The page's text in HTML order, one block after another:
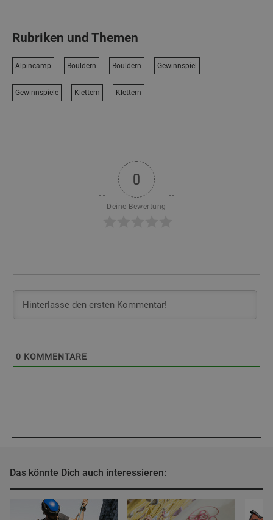
Rubriken und Themen
Alpincamp Bouldern Bouldern Gewinnspiel
Gewinnspiele Klettern Klettern
0
Deine Bewertung
0 KOMMENTARE
Das könnte Dich auch interessieren: